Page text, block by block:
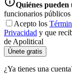
Quiénes pueden
funcionarios
Acepto los
Privacidad y que
de Apolitical
Únete gratis
¿Ya tienes una